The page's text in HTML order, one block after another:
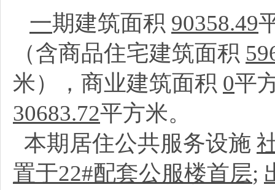
一期建筑面积 90358.49
（含商品住宅建筑面积
米），商业建筑面积 0平
30683.72平方米。
本期居住公共服务设施
置于22#配套公服楼首层;